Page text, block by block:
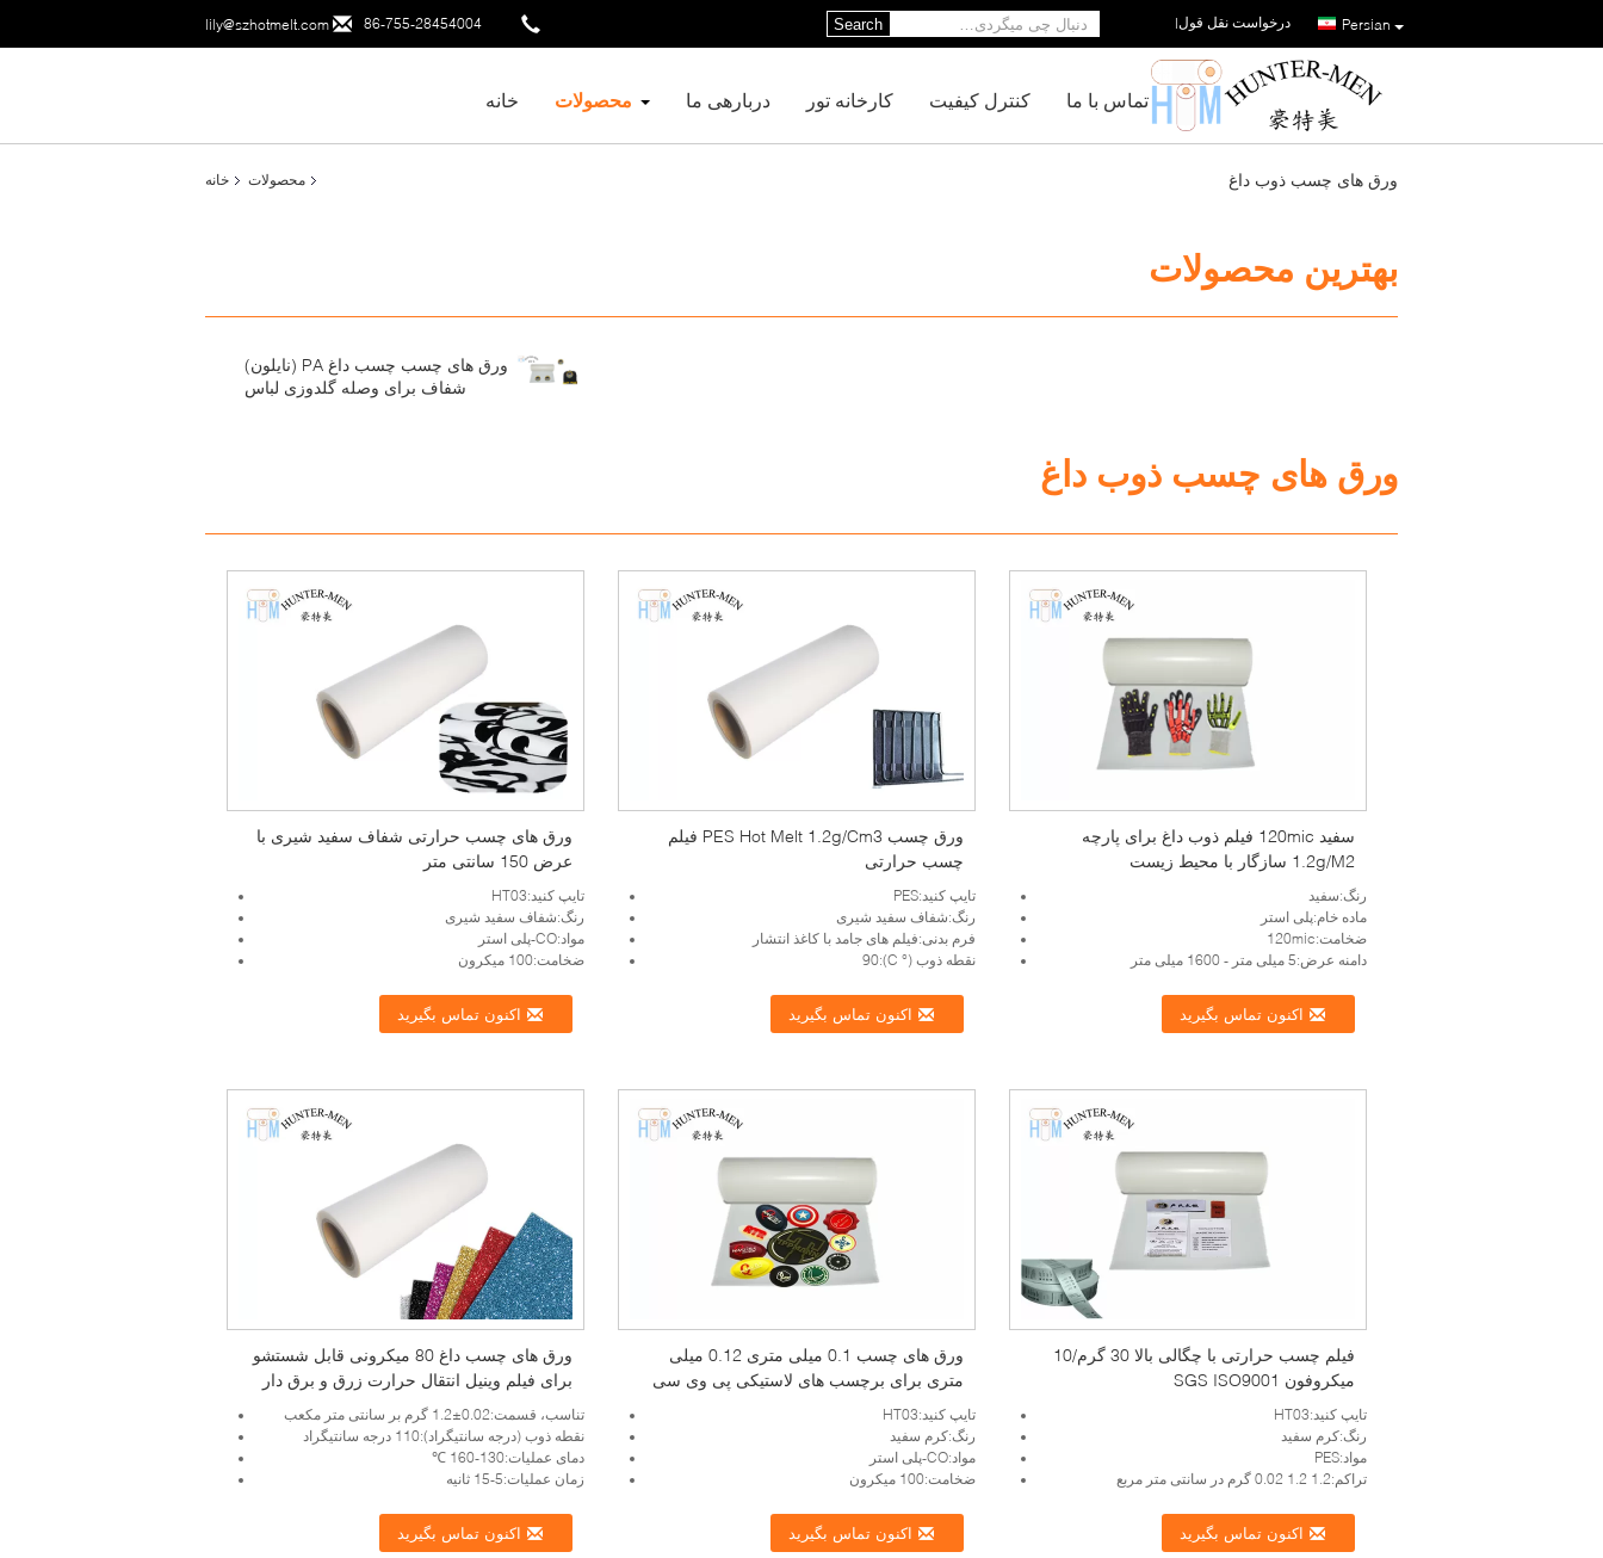
lily@szhotmelt.com 86-755-28454004 Persian درخواست نقل قول|
Search
خانه محصولات دربارهی ما کارخانه تور کنترل کیفیت تماس با ما
خانه محصولات ورق های چسب ذوب داغ
بهترین محصولات
ورق های چسب چسب داغ PA (نایلون)
شفاف برای وصله گلدوزی لباس
ورق های چسب ذوب داغ
ورق های چسب حرارتی شفاف سفید شیری با
عرض 150 سانتی متر
تایپ کنید:HT03
رنگ:شفاف سفید شیری
مواد:CO-پلی استر
ضخامت:100 میکرون
ورق چسب PES Hot Melt 1.2g/Cm3 فیلم
چسب حرارتی
تایپ کنید:PES
رنگ:شفاف سفید شیری
فرم بدنی:فیلم های جامد با کاغذ انتشار
نقطه ذوب (° C):90
سفید 120mic فیلم ذوب داغ برای پارچه
1.2g/M2 سازگار با محیط زیست
رنگ:سفید
ماده خام:پلی استر
ضخامت:120mic
دامنه عرض:5 میلی متر - 1600 میلی متر
ورق های چسب داغ 80 میکرونی قابل شستشو
برای فیلم وینیل انتقال حرارت زرق و برق دار
تناسب، قسمت:0.02±1.2 گرم بر سانتی متر مکعب
نقطه ذوب (درجه سانتیگراد):110 درجه سانتیگراد
دمای عملیات:130-160 ℃
زمان عملیات:5-15 ثانیه
ورق های چسب 0.1 میلی متری 0.12 میلی
متری برای برچسب های لاستیکی پی وی سی
تایپ کنید:HT03
رنگ:کرم سفید
مواد:CO-پلی استر
ضخامت:100 میکرون
فیلم چسب حرارتی با چگالی بالا 30 گرم/10
میکروفون SGS ISO9001
تایپ کنید:HT03
رنگ:کرم سفید
مواد:PES
تراکم:1.2 1.2 0.02 گرم در سانتی متر مربع